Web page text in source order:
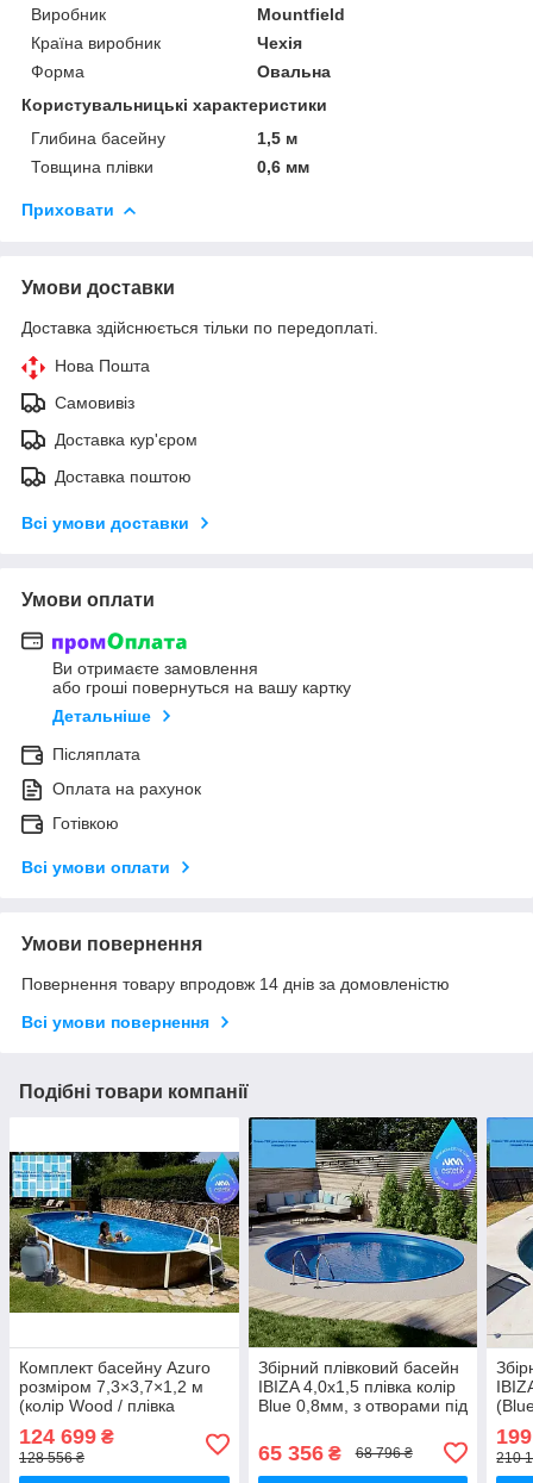
Виробник
Mountfield
Країна виробник
Чехія
Форма
Овальна
Користувальницькі характеристики
Глибина басейну
1,5 м
Товщина плівки
0,6 мм
Приховати
Умови доставки
Доставка здійснюється тільки по передоплаті.
Нова Пошта
Самовивіз
Доставка кур'єром
Доставка поштою
Всі умови доставки
Умови оплати
Ви отримаєте замовлення
або гроші повернуться на вашу картку
Детальніше
Післяплата
Оплата на рахунок
Готівкою
Всі умови оплати
Умови повернення
Повернення товару впродовж 14 днів за домовленістю
Всі умови повернення
Подібні товари компанії
Комплект басейну Azuro
розміром 7,3×3,7×1,2 м
(колір Wood / плівка
рішення для приватного
використання
124 699 ₴
128 556 ₴
Збірний плівковий басейн
IBIZA 4,0x1,5 плівка колір
Blue 0,8мм, з отворами під
65 356₴ 68 796 ₴ 210